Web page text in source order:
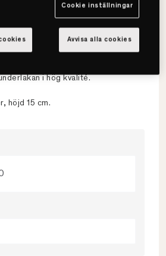
i hög kvalité.
höjd 15 cm.
Cookie inställningar
Avvisa alla cookies